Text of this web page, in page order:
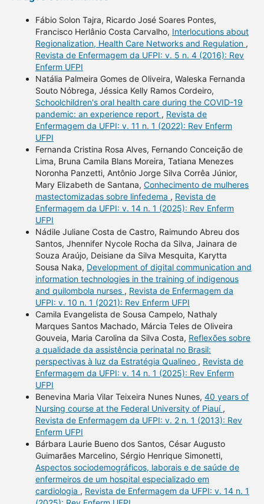
Fábio Solon Tajra, Ricardo José Soares Pontes,
Francisco Herlânio Costa Carvalho, Interlocutions about
Regionalization, Health Care Networks and Regulation ,
Revista de Enfermagem da UFPI: v. 5 n. 4 (2016): Rev
Enferm UFPI
Natália Palmeira Gomes de Oliveira, Waleska Fernanda
Souto Nóbrega, Jéssica Kelly Ramos Cordeiro,
Schoolchildren's oral health care during the COVID-19
pandemic: an experience report , Revista de
Enfermagem da UFPI: v. 11 n. 1 (2022): Rev Enferm
UFPI
Fernanda Cristina Rosa Alves, Fernando Conceição de
Lima, Bruna Camila Blans Moreira, Tatiana Menezes
Noronha Panzetti, Antônio Jorge Silva Corrêa Júnior,
Mary Elizabeth de Santana, Conhecimento de mulheres
mastectomizadas sobre linfedema , Revista de
Enfermagem da UFPI: v. 14 n. 1 (2025): Rev Enferm
UFPI
Nádile Juliane Costa de Castro, Raimundo Abreu dos
Santos, Jhennifer Nycole Rocha da Silva, Jainara de
Souza Araújo, Deisiane da Silva Mesquita, Karytta
Sousa Naka, Development of digital communication and
information technologies in the training of indigenous
and quilombola nurses , Revista de Enfermagem da
UFPI: v. 10 n. 1 (2021): Rev Enferm UFPI
Camila Evangelista de Sousa Campelo, Nathaly
Marques Santos Machado, Márcia Teles de Oliveira
Gouveia, Maria Carolina da Silva Costa, Reflexões sobre
a qualidade da assistência perinatal no Brasil:
perspectivas à luz da Estratégia Qualineo , Revista de
Enfermagem da UFPI: v. 14 n. 1 (2025): Rev Enferm
UFPI
Benevina Maria Vilar Teixeira Nunes Nunes, 40 years of
Nursing course at the Federal University of Piauí ,
Revista de Enfermagem da UFPI: v. 2 n. 1 (2013): Rev
Enferm UFPI
Bárbara Laurie Bueno dos Santos, César Augusto
Guimarães Marcelino, Sérgio Henrique Simonetti,
Aspectos sociodemográficos, laborais e de saúde de
enfermeiros de um hospital especializado em
cardiologia , Revista de Enfermagem da UFPI: v. 14 n. 1